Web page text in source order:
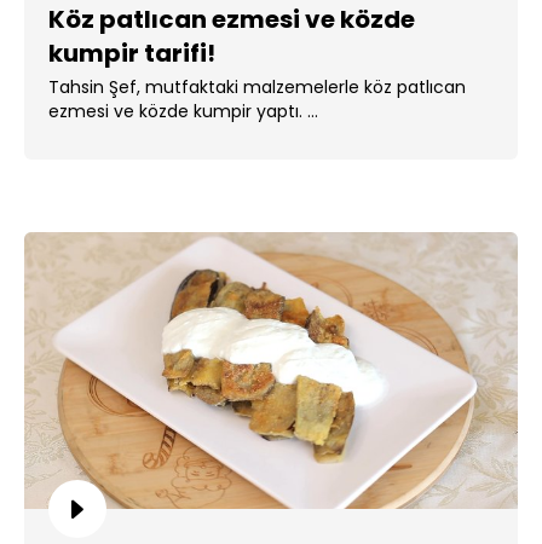
Köz patlıcan ezmesi ve közde
kumpir tarifi!
Tahsin Şef, mutfaktaki malzemelerle köz patlıcan
ezmesi ve közde kumpir yaptı. ...